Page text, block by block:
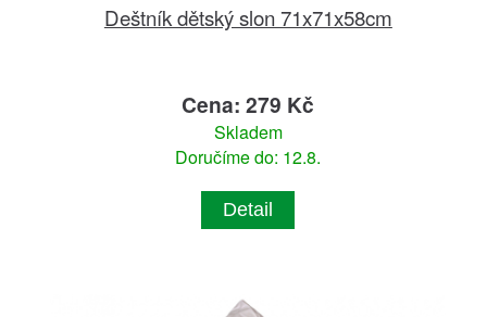
Deštník dětský slon 71x71x58cm
Cena: 279 Kč
Skladem
Doručíme do: 12.8.
Detail